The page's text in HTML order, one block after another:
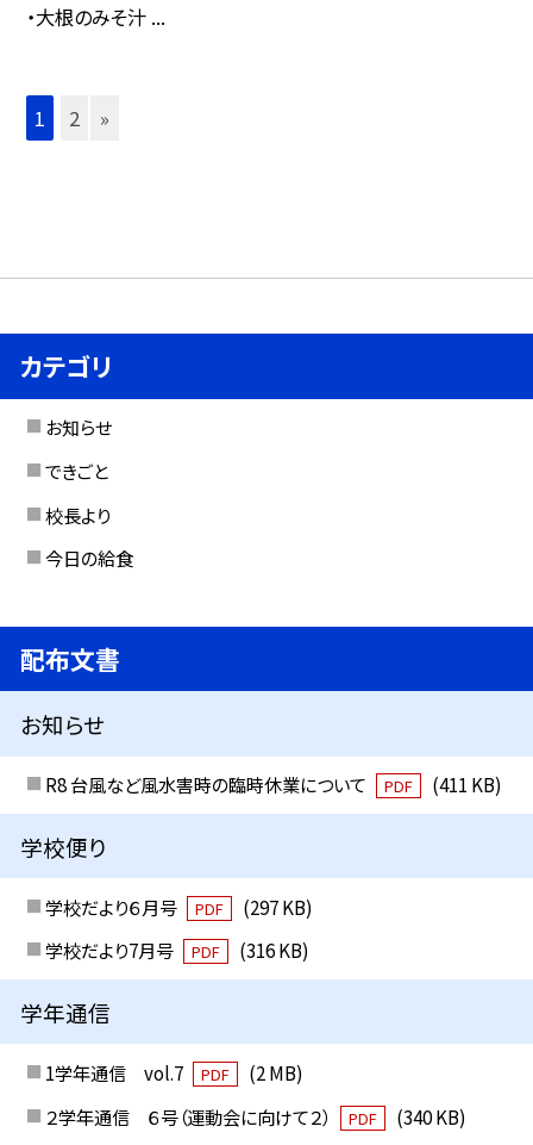
・大根のみそ汁 ...
1 2 »
カテゴリ
お知らせ
できごと
校長より
今日の給食
配布文書
お知らせ
R8 台風など風水害時の臨時休業について PDF (411 KB)
学校便り
学校だより６月号 PDF
(297 KB)
学校だより7月号
PDF (316 KB)
学年通信
1学年通信 vol.7 PDF
(2 MB)
２学年通信 ６号（運動会に向けて２）
PDF
(340 KB)